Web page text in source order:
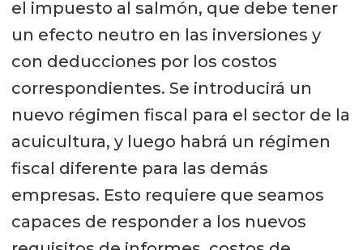
el impuesto al salmón, que debe tener
un efecto neutro en las inversiones y
con deducciones por los costos
correspondientes. Se introducirá un
nuevo régimen fiscal para el sector de la
acuicultura, y luego habrá un régimen
fiscal diferente para las demás
empresas. Esto requiere que seamos
capaces de responder a los nuevos